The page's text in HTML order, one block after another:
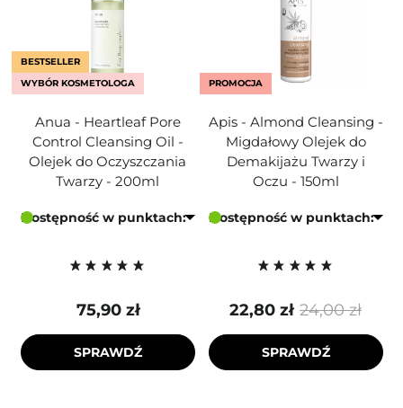
BESTSELLER
WYBÓR KOSMETOLOGA
Anua - Heartleaf Pore
Control Cleansing Oil -
Olejek do Oczyszczania
Twarzy - 200ml
Dostępność w punktach:
75,90 zł
SPRAWDŹ
PROMOCJA
Apis - Almond Cleansing -
Migdałowy Olejek do
Demakijażu Twarzy i
Oczu - 150ml
Dostępność w punktach:
24,00 zł
22,80 zł
SPRAWDŹ